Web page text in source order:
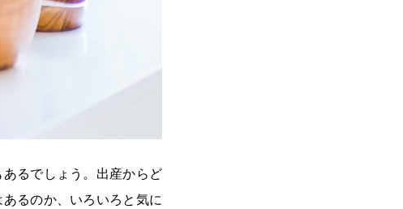
るでしょう。出産からど
るのか、いろいろと気に